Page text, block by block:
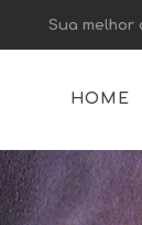
Sua melhor
HOME